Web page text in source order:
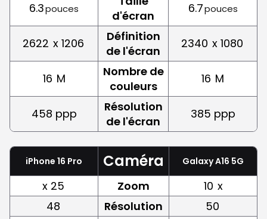
6.3pouces
d'écran
6.7pouces
2622 x 1206
Définition
de l'écran
2340 x 1080
16 M
Nombre de
couleurs
16 M
458 ppp
Résolution
de l'écran
385 ppp
iPhone 16 Pro Caméra Galaxy A16 5G
x 25 Zoom 10 x
48
Résolution
50